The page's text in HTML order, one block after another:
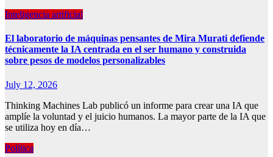
Inteligencia artificial
El laboratorio de máquinas pensantes de Mira Murati defiende
técnicamente la IA centrada en el ser humano y construida
sobre pesos de modelos personalizables
July 12, 2026
Thinking Machines Lab publicó un informe para crear una IA que
amplíe la voluntad y el juicio humanos. La mayor parte de la IA que
se utiliza hoy en día…
Política